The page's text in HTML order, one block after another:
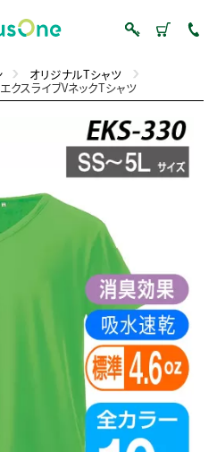
オリジナルTシャツ
エクスライブVネックTシャツ